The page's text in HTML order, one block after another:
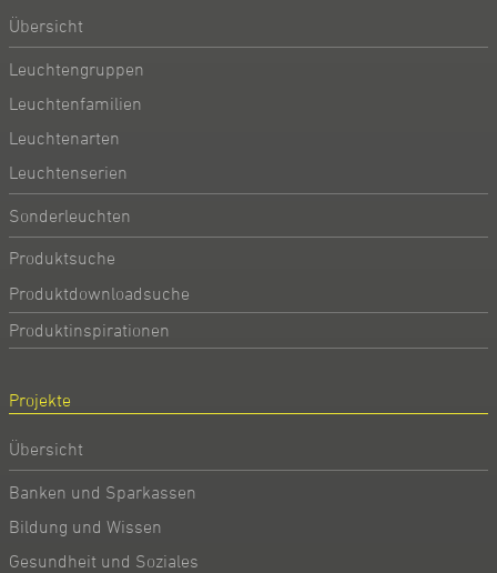
Übersicht
Leuchtengruppen
Leuchtenfamilien
Leuchtenarten
Leuchtenserien
Sonderleuchten
Produktsuche
Produktdownloadsuche
Produktinspirationen
Projekte
Übersicht
Banken und Sparkassen
Bildung und Wissen
Gesundheit und Soziales